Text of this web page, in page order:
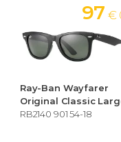
Ray-Ban Wayfarer
Original Classic
RB2140 901 54-18
97 €